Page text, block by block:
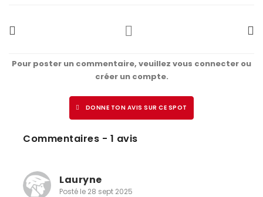
Pour poster un commentaire, veuillez vous connecter ou
créer un compte.
DONNE TON AVIS SUR CE SPOT
Commentaires - 1 avis
Lauryne
Posté le 28 sept 2025